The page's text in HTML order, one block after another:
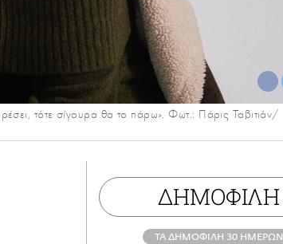
τότε σίγουρα θα το πάρω». Φωτ.: Πάρις Ταβιτιάν/
ΔΗΜΟΦΙΛΗ
ΤΑ ΔΗΜΟΦΙΛΗ 30 ΗΜΕΡΩΝ